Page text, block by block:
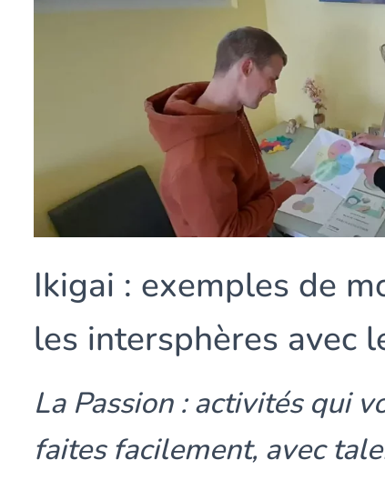
Ikigai : exemples de
les intersphères avec
La Passion : activités qui
faites facilement, avec